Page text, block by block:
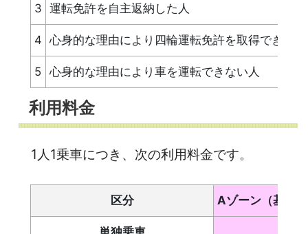
3 運転免許を自主返納した人
4 心身的な理由により四輪運転免許を取得できな
5 心身的な理由により車を運転できない人
利用料金
1人1乗車につき、次の利用料金です。
区分 Aゾーン（基本）